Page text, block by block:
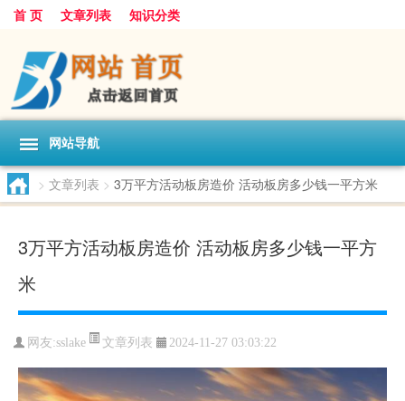
首 页 文章列表 知识分类
网站导航
> 文章列表 > 3万平方活动板房造价 活动板房多少钱一平方米
3万平方活动板房造价 活动板房多少钱一平方
米
网友:sslake 文章列表 2024-11-27 03:03:22